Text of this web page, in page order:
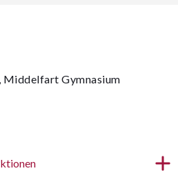
Middelfart Gymnasium